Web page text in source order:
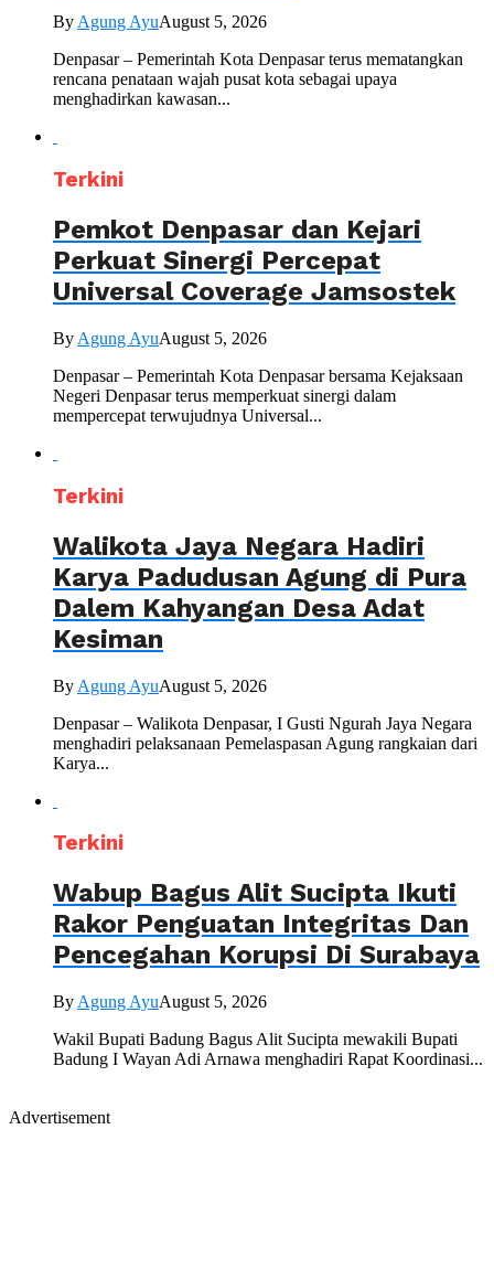
ByAgung AyuAugust 5, 2026
Denpasar – Pemerintah Kota Denpasar terus mematangkan
rencana penataan wajah pusat kota sebagai upaya
menghadirkan kawasan...
Terkini
Pemkot Denpasar dan Kejari
Perkuat Sinergi Percepat
Universal Coverage Jamsostek
By Agung AyuAugust 5, 2026
Denpasar – Pemerintah Kota Denpasar bersama Kejaksaan
Negeri Denpasar terus memperkuat sinergi dalam
mempercepat terwujudnya Universal...
Terkini
Walikota Jaya Negara Hadiri
Karya Padudusan Agung di Pura
Dalem Kahyangan Desa Adat
Kesiman
By Agung AyuAugust 5, 2026
Denpasar – Walikota Denpasar, I Gusti Ngurah Jaya Negara
menghadiri pelaksanaan Pemelaspasan Agung rangkaian dari
Karya...
Terkini
Wabup Bagus Alit Sucipta Ikuti
Rakor Penguatan Integritas Dan
Pencegahan Korupsi Di Surabaya
By Agung AyuAugust 5, 2026
Wakil Bupati Badung Bagus Alit Sucipta mewakili Bupati
Badung I Wayan Adi Arnawa menghadiri Rapat Koordinasi...
Advertisement